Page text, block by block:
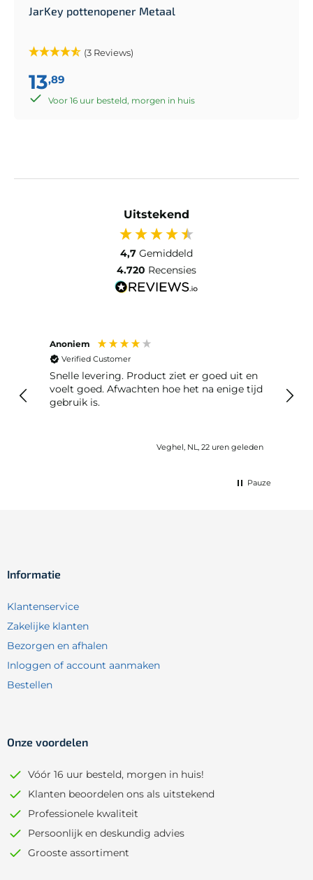
JarKey pottenopener Metaal
(3 Reviews)
13,89
Voor 16 uur besteld, morgen in huis
Uitstekend
4,7 Gemiddeld
4.720 Recensies
Anoniem
Verified Customer
Snelle levering. Product ziet er goed uit en
voelt goed. Afwachten hoe het na enige tijd
gebruik is.
Veghel, NL, 22 uren geleden
Pauze
Informatie
Klantenservice
Zakelijke klanten
Bezorgen en afhalen
Inloggen of account aanmaken
Bestellen
Onze voordelen
Vóór 16 uur besteld, morgen in huis!
Klanten beoordelen ons als uitstekend
Professionele kwaliteit
Persoonlijk en deskundig advies
Grooste assortiment